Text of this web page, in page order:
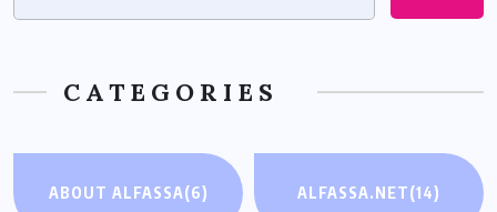
CATEGORIES
ABOUT ALFASSA(6) ALFASSA.NET(14)